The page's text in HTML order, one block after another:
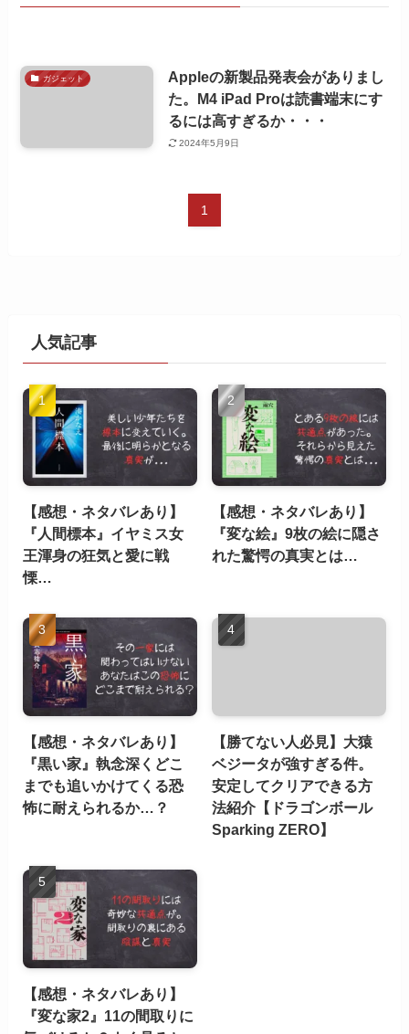
ガジェット
Appleの新製品発表会がありまし
た。M4 iPad Proは読書端末にす
るには高すぎるか・・・
2024年5月9日
1
人気記事
【感想・ネタバレあり】
『人間標本』イヤミス女
王渾身の狂気と愛に戦
慄…
【感想・ネタバレあり】
『変な絵』9枚の絵に隠さ
れた驚愕の真実とは…
【感想・ネタバレあり】
『黒い家』執念深くどこ
までも追いかけてくる恐
怖に耐えられるか…？
【勝てない人必見】大猿
ベジータが強すぎる件。
安定してクリアできる方
法紹介【ドラゴンボール
Sparking ZERO】
【感想・ネタバレあり】
『変な家2』11の間取りに